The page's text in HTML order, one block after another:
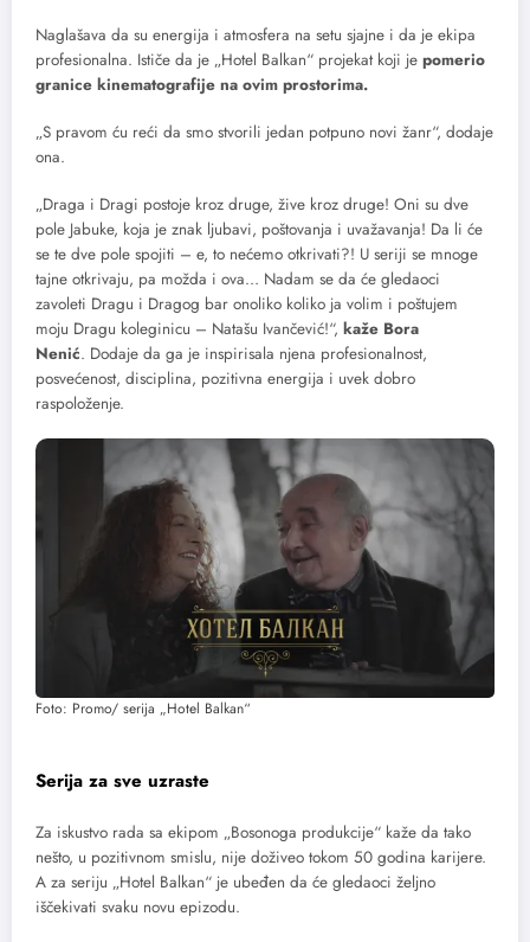
Naglašava da su energija i atmosfera na setu sjajne i da je ekipa
profesionalna. Ističe da je „Hotel Balkan“ projekat koji je pomerio
granice kinematografije na ovim prostorima.
„S pravom ću reći da smo stvorili jedan potpuno novi žanr“, dodaje
ona.
„Draga i Dragi postoje kroz druge, žive kroz druge! Oni su dve
pole Jabuke, koja je znak ljubavi, poštovanja i uvažavanja! Da li će
se te dve pole spojiti – e, to nećemo otkrivati?! U seriji se mnoge
tajne otkrivaju, pa možda i ova… Nadam se da će gledaoci
zavoleti Dragu i Dragog bar onoliko koliko ja volim i poštujem
moju Dragu koleginicu – Natašu Ivančević!“, kaže Bora
Nenić. Dodaje da ga je inspirisala njena profesionalnost,
posvećenost, disciplina, pozitivna energija i uvek dobro
raspoloženje.
Foto: Promo/ serija „Hotel Balkan“
Serija za sve uzraste
Za iskustvo rada sa ekipom „Bosonoga produkcije“ kaže da tako
nešto, u pozitivnom smislu, nije doživeo tokom 50 godina karijere.
A za seriju „Hotel Balkan“ je ubeđen da će gledaoci željno
iščekivati svaku novu epizodu.